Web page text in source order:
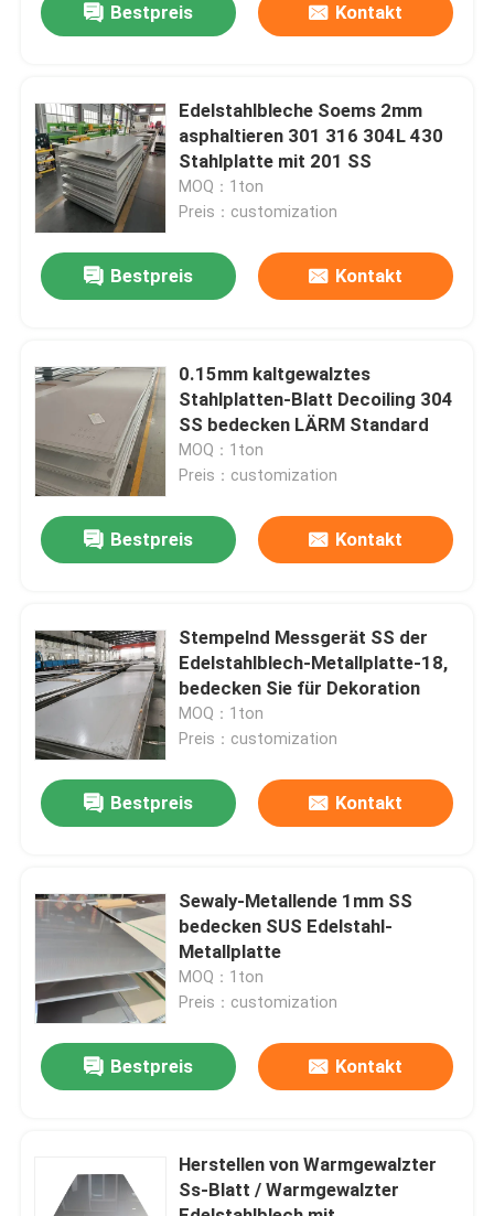
Produkte
Videos
Über uns
Qualitätskontrolle
Kontakt
Nachrichten
Referenzen
Bestpreis Kontakt
Edelstahlbleche Soems 2mm
asphaltieren 301 316 304L 430
Stahlplatte mit 201 SS
MOQ：1ton
Preis：customization
Bestpreis Kontakt
0.15mm kaltgewalztes
Stahlplatten-Blatt Decoiling 304
SS bedecken LÄRM Standard
MOQ：1ton
Preis：customization
Bestpreis Kontakt
Stempelnd Messgerät SS der
Edelstahlblech-Metallplatte-18,
bedecken Sie für Dekoration
MOQ：1ton
Preis：customization
Bestpreis Kontakt
Sewaly-Metallende 1mm SS
bedecken SUS Edelstahl-
Metallplatte
MOQ：1ton
Preis：customization
Bestpreis Kontakt
Herstellen von Warmgewalzter
Ss-Blatt / Warmgewalzter